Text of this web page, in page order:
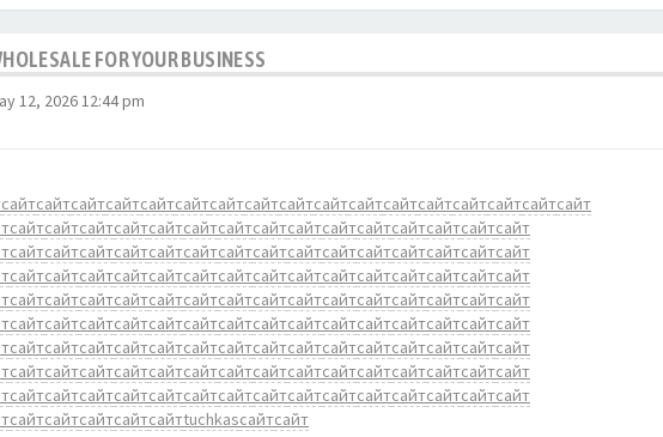
FOR YOUR BUSINESS
12, 2026 12:44 pm
сайтсайтсайтсайтсайтсайтсайтсайтсайтсайтсайтсайтсайтсайтсайтсайтсайт
сайтсайтсайтсайтсайтсайтсайтсайтсайтсайтсайтсайтсайтсайтсайт
сайтсайтсайтсайтсайтсайтсайтсайтсайтсайтсайтсайтсайтсайтсайт
сайтсайтсайтсайтсайтсайтсайтсайтсайтсайтсайтсайтсайтсайтсайт
сайтсайтсайтсайтсайтсайтсайтсайтсайтсайтсайтсайтсайтсайтсайт
сайтсайтсайтсайтсайтсайтсайтсайтсайтсайтсайтсайтсайтсайтсайт
сайтсайтсайтсайтсайтсайтсайтсайтсайтсайтсайтсайтсайтсайтсайт
сайтсайтсайтсайтсайтсайтсайтсайтсайтсайтсайтсайтсайтсайтсайт
сайтсайтсайтсайтсайтсайтсайтсайтсайтсайтсайтсайтсайтсайтсайт
сайтсайтсайтсайтсайтtuchkasсайтсайт